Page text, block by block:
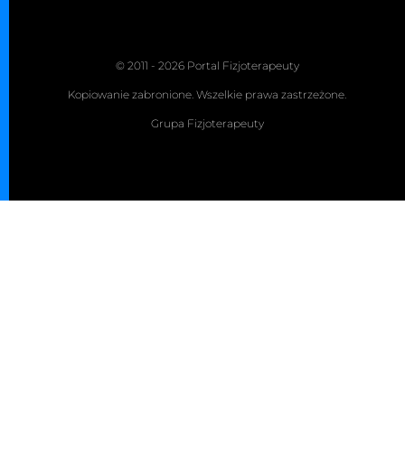
© 2011 - 2026 Portal Fizjoterapeuty
Kopiowanie zabronione. Wszelkie prawa zastrzeżone.
Grupa Fizjoterapeuty